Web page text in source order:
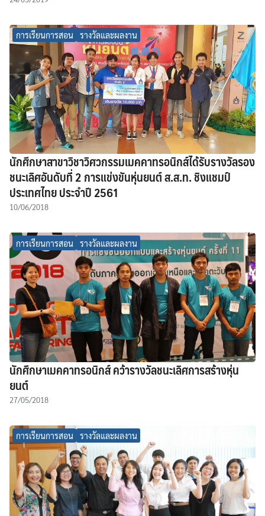
การเรียนการสอน รางวัลและผลงาน
นักศึกษาสาขาวิชาวิศวกรรมเมคคาทรอนิกส์ได้รับรางวัลรอง
ชนะเลิศอันดับที่ 2 การแข่งขันหุ่นยนต์ ส.ส.ท. ชิงแชมป์
ประเทศไทย ประจำปี 2561
10/06/2018
การเรียนการสอน รางวัลและผลงาน
นักศึกษาเมคคาทรอนิกส์ คว้ารางวัลชนะเลิศการสร้างหุ่น
ยนต์
27/05/2018
การเรียนการสอน รางวัลและผลงาน